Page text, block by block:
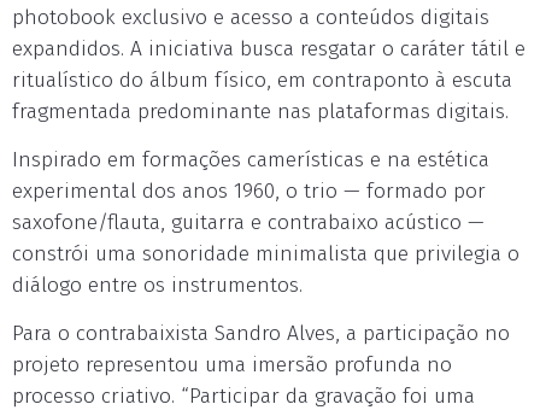
photobook exclusivo e acesso a conteúdos digitais
expandidos. A iniciativa busca resgatar o caráter tátil e
ritualístico do álbum físico, em contraponto à escuta
fragmentada predominante nas plataformas digitais.
Inspirado em formações camerísticas e na estética
experimental dos anos 1960, o trio — formado por
saxofone/flauta, guitarra e contrabaixo acústico —
constrói uma sonoridade minimalista que privilegia o
diálogo entre os instrumentos.
Para o contrabaixista Sandro Alves, a participação no
projeto representou uma imersão profunda no
processo criativo. “Participar da gravação foi uma